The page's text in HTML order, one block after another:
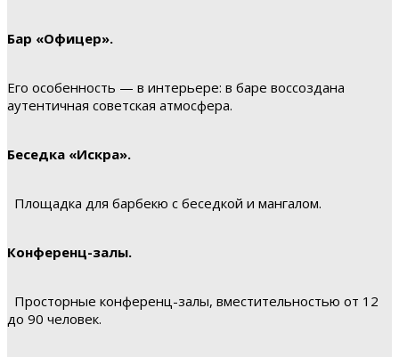
Бар «Офицер».
Его особенность — в интерьере: в баре воссоздана
аутентичная советская атмосфера.
Беседка «Искра».
Площадка для барбекю с беседкой и мангалом.
Конференц-залы.
Просторные конференц-залы, вместительностью от 12
до 90 человек.